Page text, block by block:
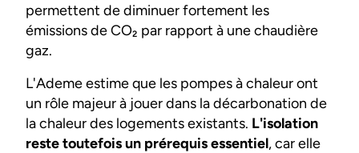
permettent de diminuer fortement les
émissions de CO₂ par rapport à une chaudière
gaz.
L'Ademe estime que les pompes à chaleur ont
un rôle majeur à jouer dans la décarbonation de
la chaleur des logements existants. L'isolation
reste toutefois un prérequis essentiel, car elle